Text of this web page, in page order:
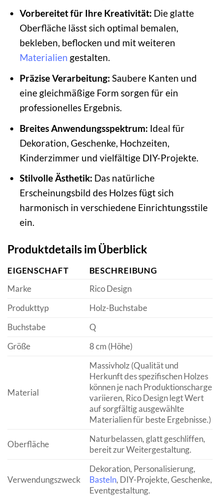
Vorbereitet für Ihre Kreativität: Die glatte
Oberfläche lässt sich optimal bemalen,
bekleben, beflocken und mit weiteren
Materialien gestalten.
Präzise Verarbeitung: Saubere Kanten und
eine gleichmäßige Form sorgen für ein
professionelles Ergebnis.
Breites Anwendungsspektrum: Ideal für
Dekoration, Geschenke, Hochzeiten,
Kinderzimmer und vielfältige DIY-Projekte.
Stilvolle Ästhetik: Das natürliche
Erscheinungsbild des Holzes fügt sich
harmonisch in verschiedene Einrichtungsstile
ein.
Produktdetails im Überblick
EIGENSCHAFT
BESCHREIBUNG
Marke
Rico Design
Produkttyp
Holz-Buchstabe
Buchstabe
Q
Größe
8 cm (Höhe)
Material
Massivholz (Qualität und
Herkunft des spezifischen Holzes
können je nach Produktionscharge
variieren, Rico Design legt Wert
auf sorgfältig ausgewählte
Materialien für beste Ergebnisse.)
Oberfläche
Naturbelassen, glatt geschliffen,
bereit zur Weitergestaltung.
Verwendungszweck
Dekoration, Personalisierung,
Basteln, DIY-Projekte, Geschenke,
Eventgestaltung.